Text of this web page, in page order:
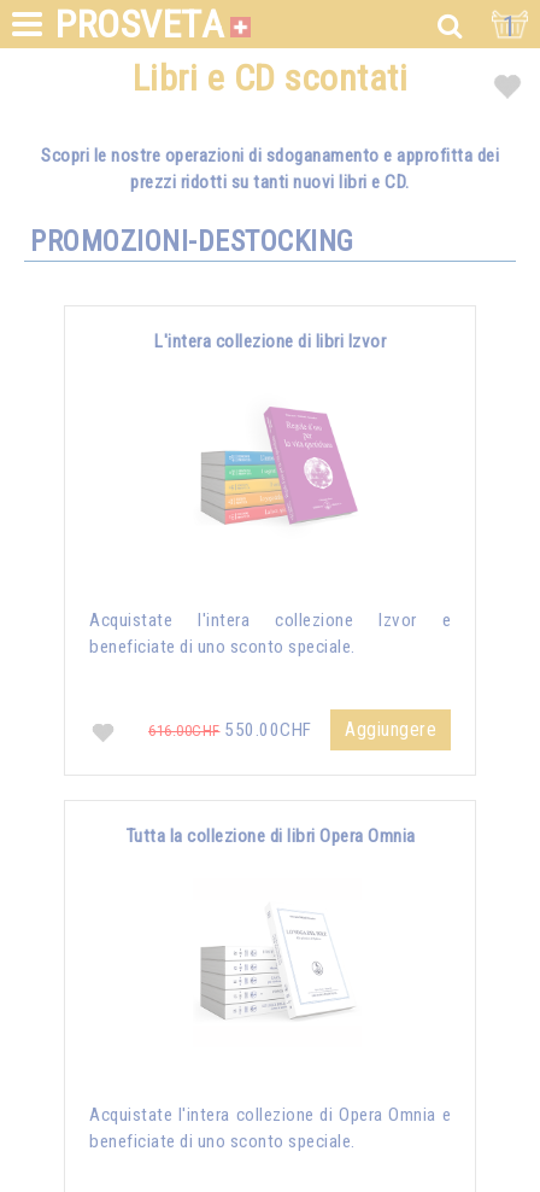
PROSVETA 1
Libri e CD scontati
Scopri le nostre operazioni di sdoganamento e approfitta dei
prezzi ridotti su tanti nuovi libri e CD.
PROMOZIONI-DESTOCKING
L'intera collezione di libri Izvor
Acquistate l'intera collezione Izvor e
beneficiate di uno sconto speciale.
616.00CHF550.00CHF Aggiungere
Tutta la collezione di libri Opera Omnia
Acquistate l'intera collezione di Opera Omnia e
beneficiate di uno sconto speciale.